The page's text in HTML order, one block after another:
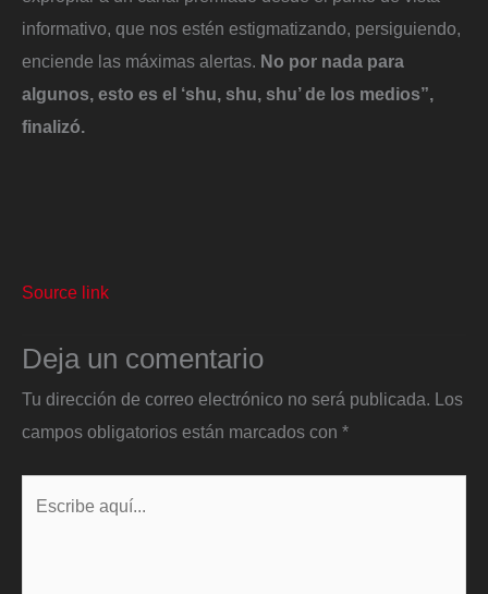
informativo, que nos estén estigmatizando, persiguiendo,
enciende las máximas alertas. No por nada para
algunos, esto es el ‘shu, shu, shu’ de los medios”,
finalizó.
Source link
Deja un comentario
Tu dirección de correo electrónico no será publicada. Los
campos obligatorios están marcados con *